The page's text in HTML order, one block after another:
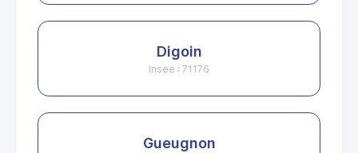
Digoin
Insee : 71176
Gueugnon